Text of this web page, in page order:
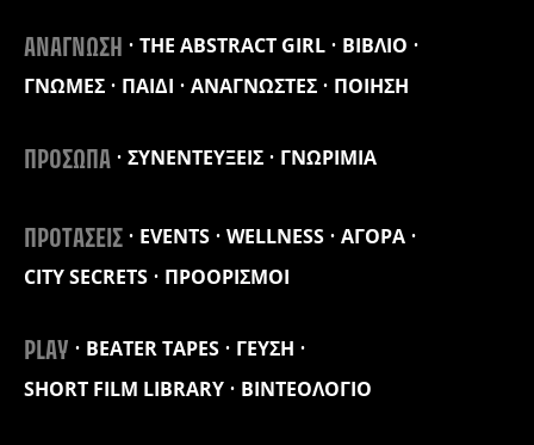
ΑΝΑΓΝΩΣΗ THE ABSTRACT GIRL
ΒΙΒΛΙΟ
ΓΝΩΜΕΣ
ΠΑΙΔΙ ΑΝΑΓΝΩΣΤΕΣ ΠΟΙΗΣΗ
ΠΡΟΣΩΠΑ ΣΥΝΕΝΤΕΥΞΕΙΣ ΓΝΩΡΙΜΙΑ
ΠΡΟΤΑΣΕΙΣ EVENTS WELLNESS
ΑΓΟΡΑ
CITY SECRETS
ΠΡΟΟΡΙΣΜΟΙ
PLAY BEATER TAPES
ΓΕΥΣΗ
SHORT FILM LIBRARY
ΒΙΝΤΕΟΛΟΓΙΟ